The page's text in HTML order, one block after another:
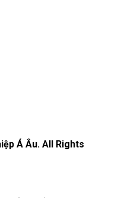
Á Âu. All Rights